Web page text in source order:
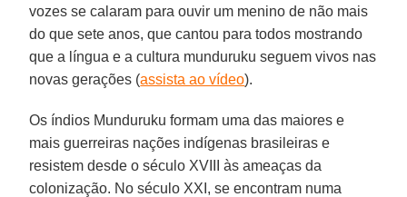
vozes se calaram para ouvir um menino de não mais
do que sete anos, que cantou para todos mostrando
que a língua e a cultura munduruku seguem vivos nas
novas gerações (assista ao vídeo).
Os índios Munduruku formam uma das maiores e
mais guerreiras nações indígenas brasileiras e
resistem desde o século XVIII às ameaças da
colonização. No século XXI, se encontram numa